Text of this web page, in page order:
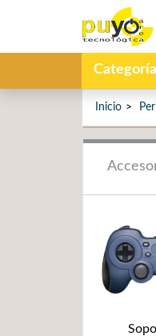
Inicio